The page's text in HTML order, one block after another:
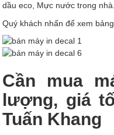
dầu eco, Mực nước trong nhà.
Quý khách nhấn để xem bảng
Cần mua
lượng, giá
Tuấn Khang